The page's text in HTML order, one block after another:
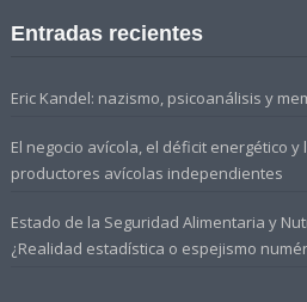
Entradas recientes
Eric Kandel: nazismo, psicoanálisis y
El negocio avícola, el déficit energético
productores avícolas independientes
Estado de la Seguridad Alimentaria y
¿Realidad estadística o espejismo